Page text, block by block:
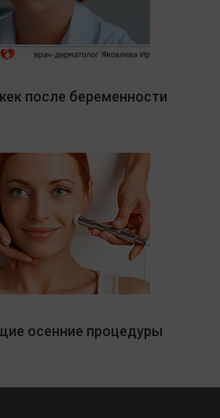
после беременности
осенние процедуры